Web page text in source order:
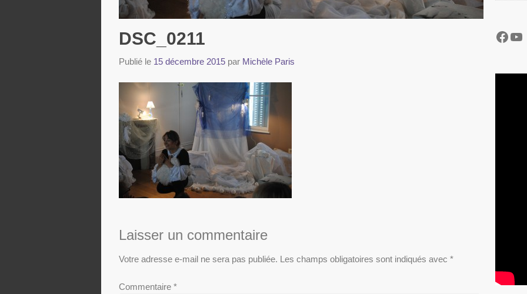
DSC_0211
Publié le 15 décembre 2015 par Michèle Paris
Laisser un commentaire
Votre adresse e-mail ne sera pas publiée. Les champs obligatoires sont indiqués avec *
Commentaire *